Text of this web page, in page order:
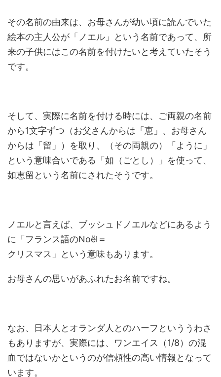
その名前の由来は、お母さんが幼い頃に読んでいた
絵本の主人公が「ノエル」という名前であって、所
来の子供にはこの名前を付けたいと考えていたそう
です。
そして、実際に名前を付ける時には、ご両親の名前
から1文字ずつ（お父さんからは「恵」、お母さん
からは「留」）を取り、（その両親の）「ように」
という意味合いである「如（ごとし）」を使って、
如恵留という名前にされたそうです。
ノエルと言えば、ブッシュドノエルなどにあるよう
に「フランス語のNoël＝
クリスマス」という意味もあります。
お母さんの思いがあふれたお名前ですね。
なお、日本人とオランダ人とのハーフといううわさ
もありますが、実際には、ワンエイス（1/8）の混
血ではないかというのが信頼性の高い情報となって
います。